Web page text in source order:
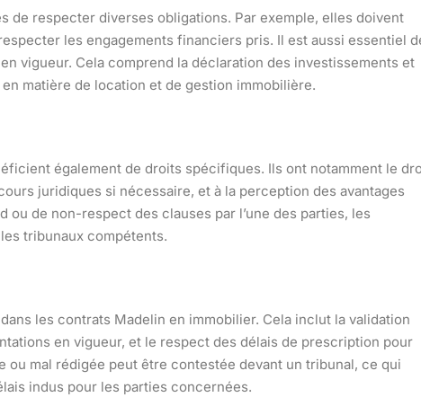
de respecter diverses obligations. Par exemple, elles doivent
les engagements financiers pris. Il est aussi essentiel
vigueur. Cela comprend la déclaration des investissements et
matière de location et de gestion immobilière.
également de droits spécifiques. Ils ont notamment le
juridiques si nécessaire, et à la perception des avantages
de non-respect des clauses par l’une des parties, les
tribunaux compétents.
les contrats Madelin en immobilier. Cela inclut la validation
en vigueur, et le respect des délais de prescription pour
ou mal rédigée peut être contestée devant un tribunal, ce qui
indus pour les parties concernées.